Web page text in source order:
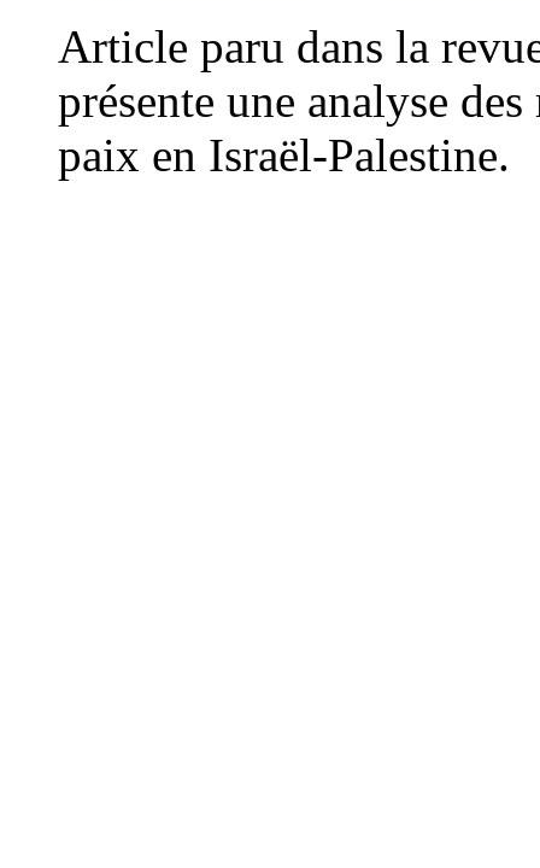
Article paru dans la
présente une analyse
paix en Israël-Palestine.